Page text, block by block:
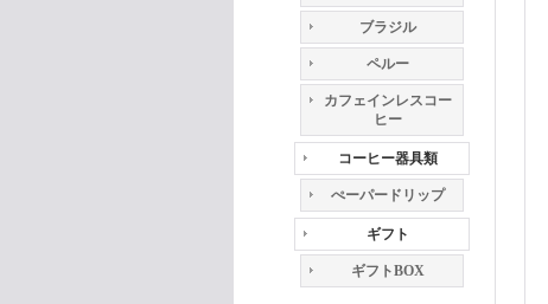
ブラジル
ペルー
カフェインレスコー
ヒー
コーヒー器具類
ぺーパードリップ
ギフト
ギフトBOX